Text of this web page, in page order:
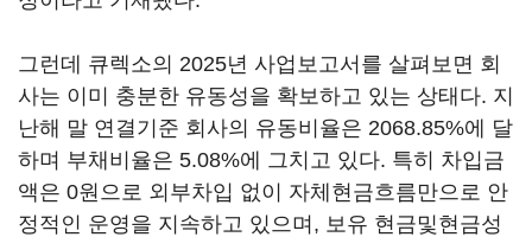
그런데 큐렉소의 2025년 사업보고서를 살펴보면 회
사는 이미 충분한 유동성을 확보하고 있는 상태다. 지
난해 말 연결기준 회사의 유동비율은 2068.85%에 달
하며 부채비율은 5.08%에 그치고 있다. 특히 차입금
액은 0원으로 외부차입 없이 자체현금흐름만으로 안
정적인 운영을 지속하고 있으며, 보유 현금및현금성